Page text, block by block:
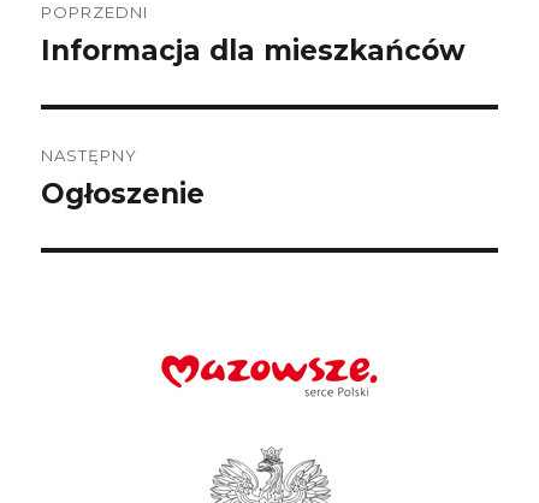
wpisu
POPRZEDNI
Poprzedni
Informacja dla mieszkańców
NASTĘPNY
Następny
Ogłoszenie